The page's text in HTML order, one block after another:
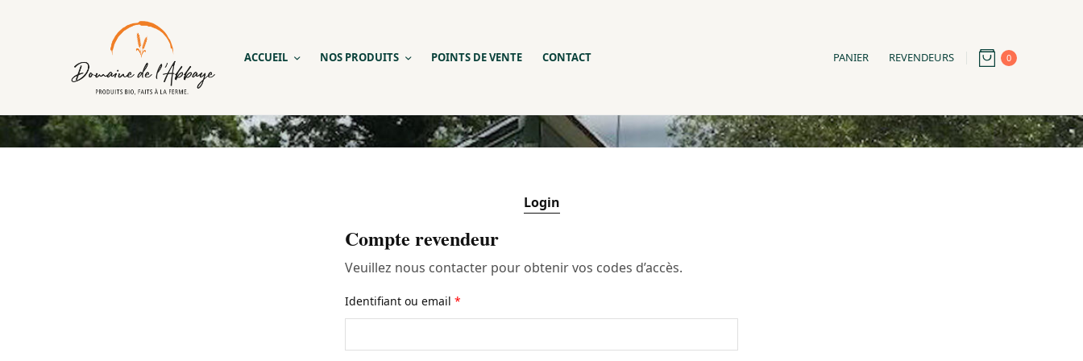
ACCUEIL NOS PRODUITS POINTS DE VENTE CONTACT PANIER REVENDEURS 0
Login
Compte revendeur
Veuillez nous contacter pour obtenir vos codes d’accès.
Identifiant ou email*